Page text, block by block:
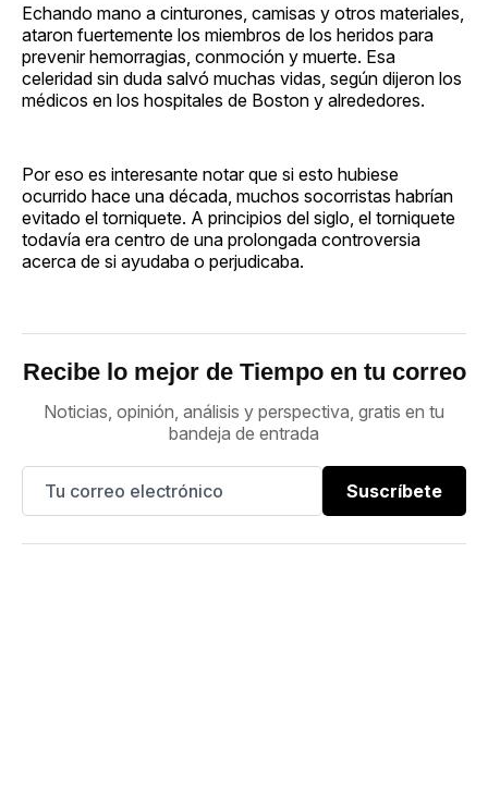
Echando mano a cinturones, camisas y otros materiales,
ataron fuertemente los miembros de los heridos para
prevenir hemorragias, conmoción y muerte. Esa
celeridad sin duda salvó muchas vidas, según dijeron los
médicos en los hospitales de Boston y alrededores.
Por eso es interesante notar que si esto hubiese
ocurrido hace una década, muchos socorristas habrían
evitado el torniquete. A principios del siglo, el torniquete
todavía era centro de una prolongada controversia
acerca de si ayudaba o perjudicaba.
Recibe lo mejor de Tiempo en tu correo
Noticias, opinión, análisis y perspectiva, gratis en tu
bandeja de entrada
Suscríbete